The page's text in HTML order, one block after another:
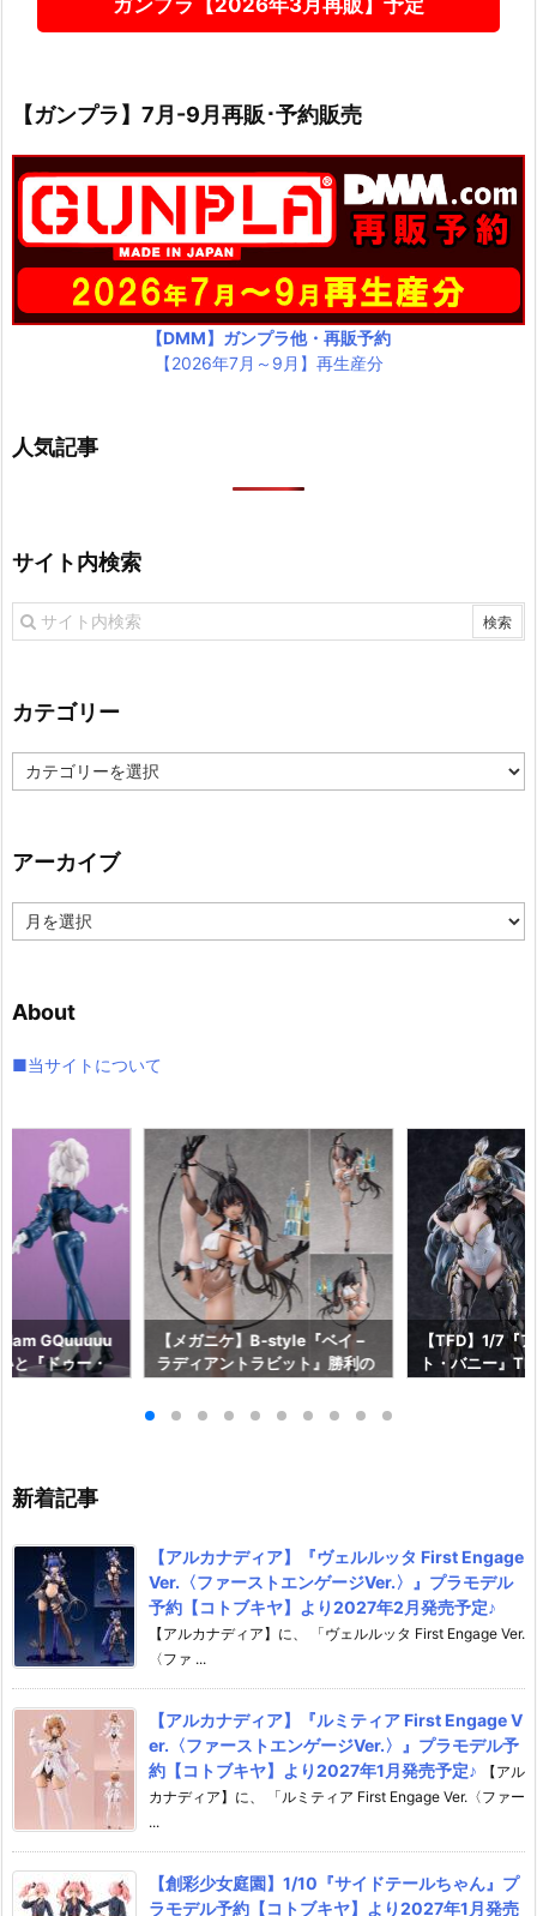
ガンプラ【2026年3月再販】予定
【ガンプラ】7月-9月再販･予約販売
【DMM】ガンプラ他・再販予約
【2026年7月～9月】再生産分
人気記事
サイト内検索
カテゴリー
カ
テ
ー
アーカイブ
ー
ブ
About
■当サイトについて
GQuuuuu
と『ドゥー・
【メガニケ】B-style『ベイ –
ラディアントラビット』勝利の
約【フリーイング】より2026
【TFD】1/7『
ト・バニー』
新着記事
【アルカナディア】『ヴェルルッタ First Engage
Ver.〈ファーストエンゲージVer.〉』プラモデル
予約【コトブキヤ】より2027年2月発売予定♪
【アルカナディア】に、 「ヴェルルッタ First Engage Ver.
〈ファ ...
【アルカナディア】『ルミティア First Engage V
er.〈ファーストエンゲージVer.〉』プラモデル予
約【コトブキヤ】より2027年1月発売予定♪
【アル
カナディア】に、 「ルミティア First Engage Ver.〈ファー
...
【創彩少女庭園】1/10『サイドテールちゃん』プ
ラモデル予約【コトブキヤ】より2027年1月発売